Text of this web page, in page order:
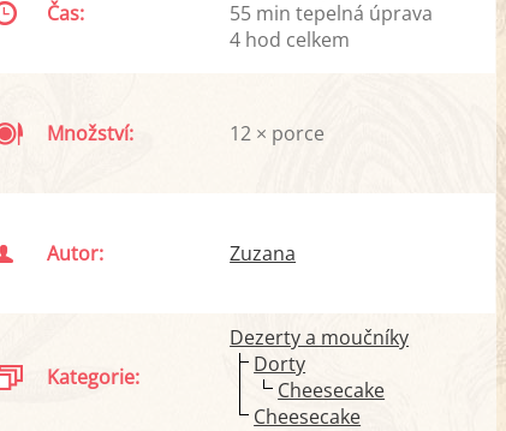
Čas:
55 min tepelná úprava
4 hod celkem
Množství: 12 × porce
Autor: Zuzana
Kategorie:
Dezerty a moučníky
Dorty
Cheesecake
Cheesecake